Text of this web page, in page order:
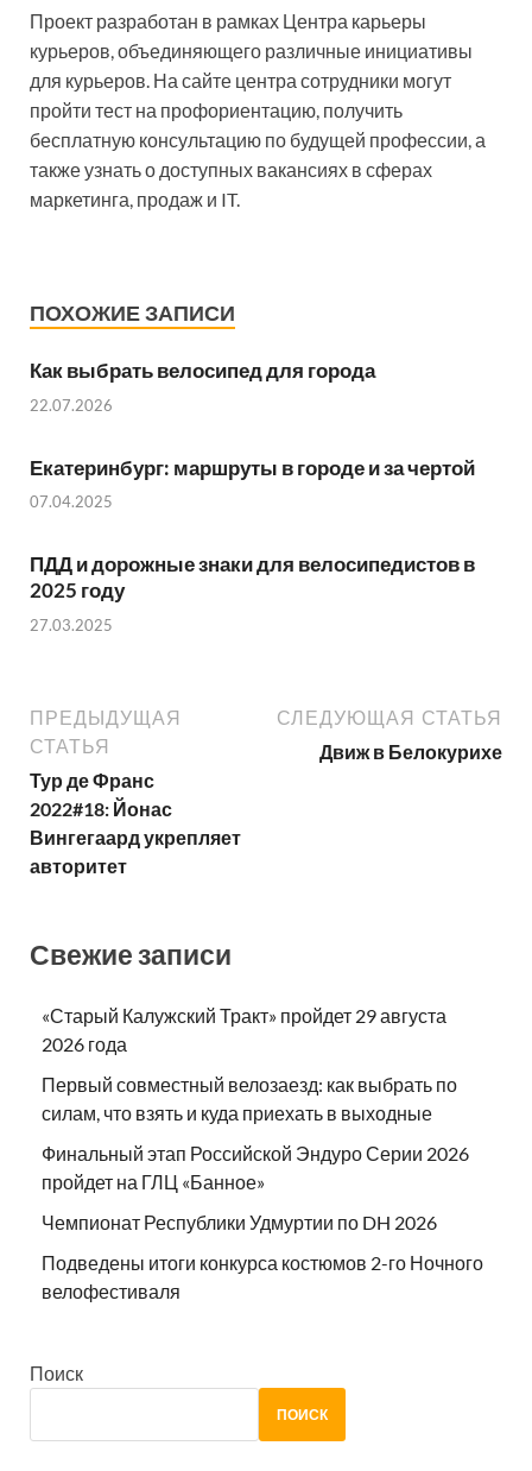
Проект разработан в рамках Центра карьеры
курьеров, объединяющего различные инициативы
для курьеров. На сайте центра сотрудники могут
пройти тест на профориентацию, получить
бесплатную консультацию по будущей профессии, а
также узнать о доступных вакансиях в сферах
маркетинга, продаж и IT.
ПОХОЖИЕ ЗАПИСИ
Как выбрать велосипед для города
22.07.2026
Екатеринбург: маршруты в городе и за чертой
07.04.2025
ПДД и дорожные знаки для велосипедистов в
2025 году
27.03.2025
ПРЕДЫДУЩАЯ
СТАТЬЯ
Тур де Франс
2022#18: Йонас
Вингегаард укрепляет
авторитет
СЛЕДУЮЩАЯ СТАТЬЯ
Движ в Белокурихе
Свежие записи
«Старый Калужский Тракт» пройдет 29 августа
2026 года
Первый совместный велозаезд: как выбрать по
силам, что взять и куда приехать в выходные
Финальный этап Российской Эндуро Серии 2026
пройдет на ГЛЦ «Банное»
Чемпионат Республики Удмуртии по DH 2026
Подведены итоги конкурса костюмов 2-го Ночного
велофестиваля
Поиск
ПОИСК